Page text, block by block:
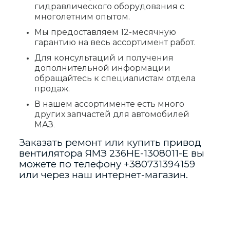
гидравлического оборудования с
многолетним опытом.
Мы предоставляем 12-месячную
гарантию на весь ассортимент работ.
Для консультаций и получения
дополнительной информации
обращайтесь к специалистам отдела
продаж.
В нашем ассортименте есть много
других запчастей для автомобилей
МАЗ
Заказать ремонт или купить привод
вентилятора ЯМЗ 236НЕ-1308011-Е вы
можете по телефону +380731394159
или через наш интернет-магазин.